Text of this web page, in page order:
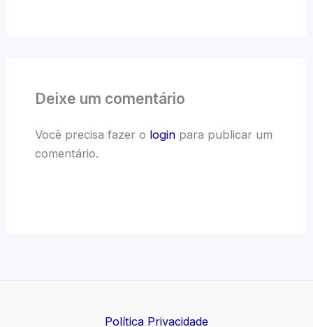
Deixe um comentário
Você precisa fazer o loginpara publicar um
comentário.
Política Privacidade